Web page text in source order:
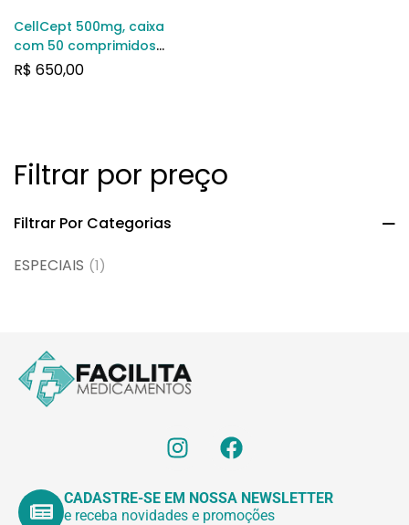
Filtrar por preço
Filtrar Por Categorias
ESPECIAIS (1)
CellCept 500mg, caixa
com 50 comprimidos
revestidos
R$ 650,00
CADASTRE-SE EM NOSSA NEWSLETTER
e receba novidades e promoções